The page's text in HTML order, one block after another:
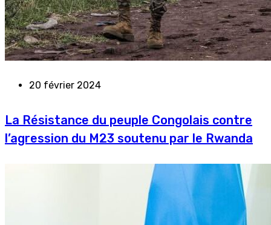
20 février 2024
La Résistance du peuple Congolais contre
l’agression du M23 soutenu par le Rwanda